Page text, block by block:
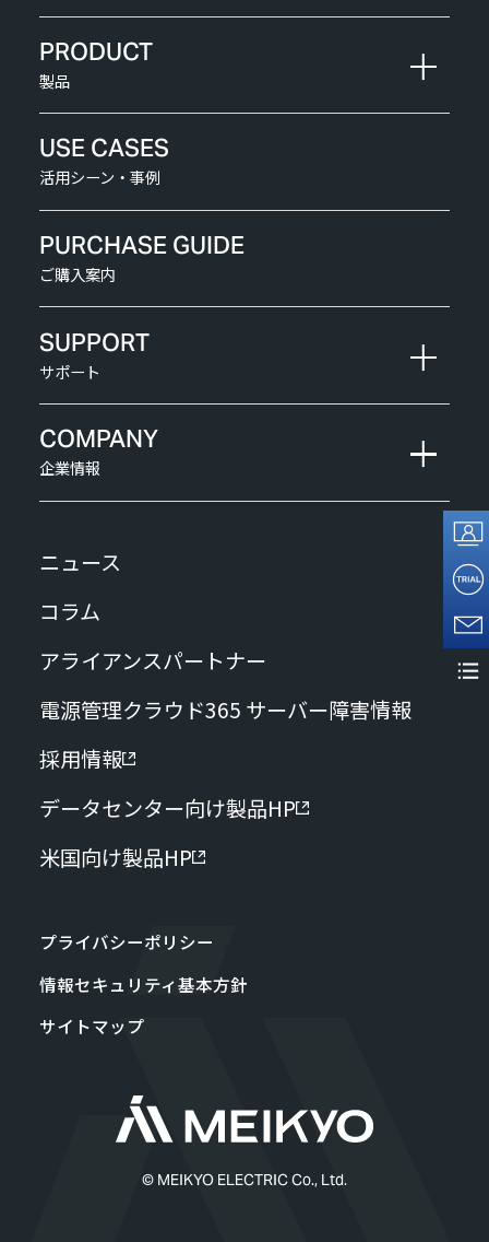
PRODUCT
製品
USE CASES
活用シーン・事例
PURCHASE GUIDE
ご購入案内
SUPPORT
サポート
COMPANY
企業情報
ニュース
コラム
アライアンスパートナー
電源管理クラウド365 サーバー障害情報
採用情報
データセンター向け製品HP
米国向け製品HP
プライバシーポリシー
情報セキュリティ基本方針
サイトマップ
© MEIKYO ELECTRIC Co., Ltd.